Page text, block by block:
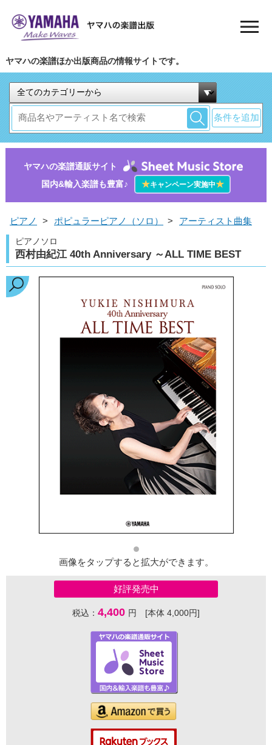
ヤマハの楽譜ほか出版商品の情報サイトです。
条件を追加
ヤマハの楽譜通販サイト
国内&輸入楽譜も豊富♪
★キャンペーン実施中★
ピアノ > ポピュラーピアノ（ソロ） > アーティスト曲集
ピアノソロ
西村由紀江 40th Anniversary ～ALL TIME BEST
画像をタップすると拡大ができます。
好評発売中
税込： 4,400 円 [本体 4,000円]